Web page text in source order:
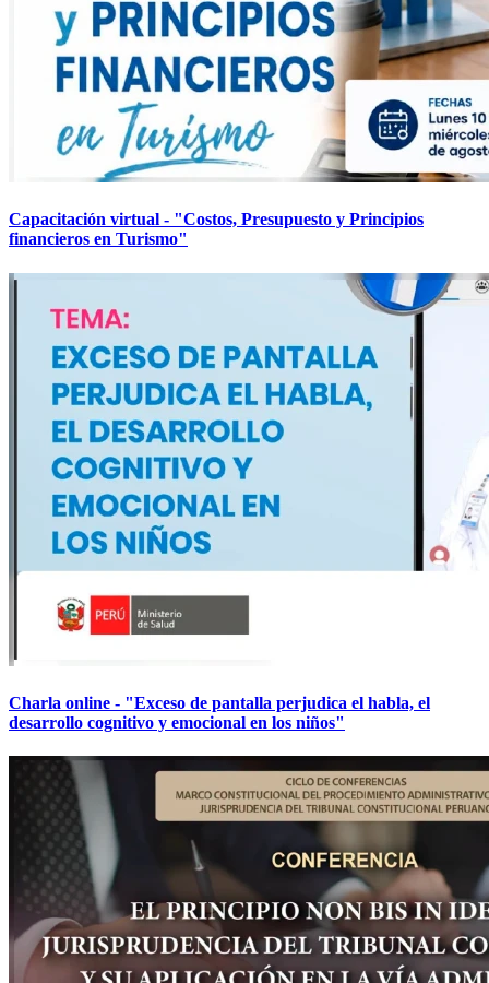
Capacitación virtual - "Costos, Presupuesto y Principios
financieros en Turismo"
Charla online - "Exceso de pantalla perjudica el habla, el
desarrollo cognitivo y emocional en los niños"